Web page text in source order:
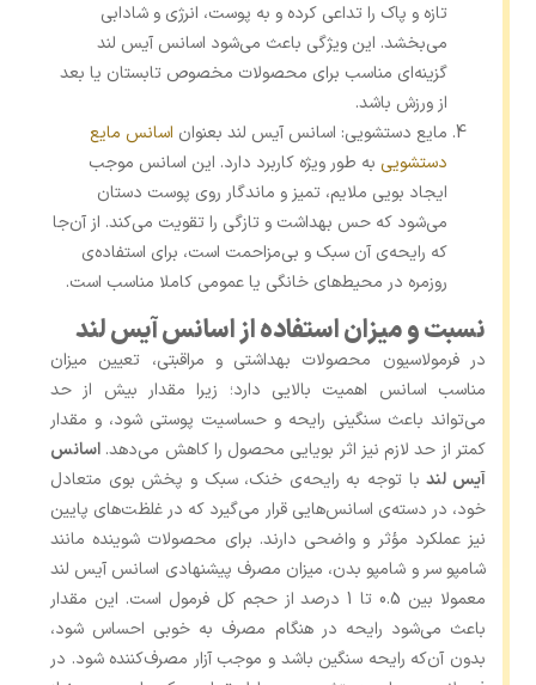
تازه و پاک را تداعی کرده و به پوست، انرژی و شادابی
می‌بخشد. این ویژگی باعث می‌شود اسانس آیس لند
گزینه‌ای مناسب برای محصولات مخصوص تابستان یا بعد
از ورزش باشد.
مایع دستشویی: اسانس آیس لند بعنوان اسانس مایع
دستشویی به طور ویژه کاربرد دارد. این اسانس موجب
ایجاد بویی ملایم، تمیز و ماندگار روی پوست دستان
می‌شود که حس بهداشت و تازگی را تقویت می‌کند. از آن‌جا
که رایحه‌ی آن سبک و بی‌مزاحمت است، برای استفاده‌ی
روزمره در محیط‌های خانگی یا عمومی کاملا مناسب است.
نسبت و میزان استفاده از اسانس آیس لند
در فرمولاسیون محصولات بهداشتی و مراقبتی، تعیین میزان
مناسب اسانس اهمیت بالایی دارد؛ زیرا مقدار بیش ‌از حد
می‌تواند باعث سنگینی رایحه و حساسیت پوستی شود، و مقدار
کمتر از حد لازم نیز اثر بویایی محصول را کاهش می‌دهد. اسانس
آیس لندبا توجه به رایحه‌ی خنک، سبک و پخش بوی متعادل
خود، در دسته‌ی اسانس‌هایی قرار می‌گیرد که در غلظت‌های پایین
نیز عملکرد مؤثر و واضحی دارند. برای محصولات شوینده مانند
شامپو سر و شامپو بدن، میزان مصرف پیشنهادی اسانس آیس لند
معمولا بین 0.5 تا 1 درصد از حجم کل فرمول است. این مقدار
باعث می‌شود رایحه در هنگام مصرف به ‌خوبی احساس شود،
بدون آن‌که رایحه سنگین باشد و موجب آزار مصرف‌کننده شود. در